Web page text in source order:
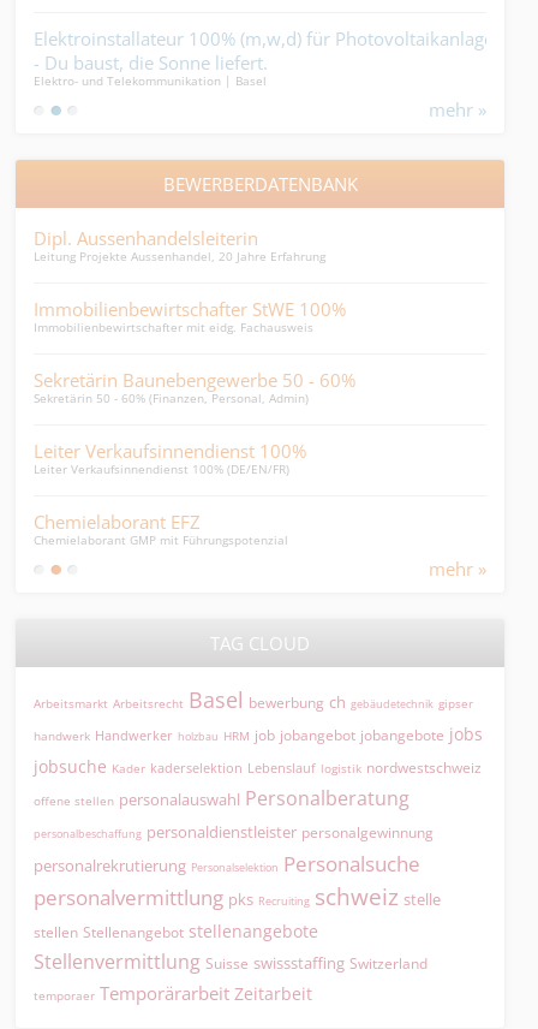
Elektroinstallateur 100% (m,w,d) für Photovoltaikanlagen
- Du baust, die Sonne liefert.
Elektro- und Telekommunikation | Basel
mehr »
BEWERBERDATENBANK
Dipl. Aussenhandelsleiterin
Leitung Projekte Aussenhandel, 20 Jahre Erfahrung
Immobilienbewirtschafter StWE 100%
Immobilienbewirtschafter mit eidg. Fachausweis
Sekretärin Baunebengewerbe 50 - 60%
Sekretärin 50 - 60% (Finanzen, Personal, Admin)
Leiter Verkaufsinnendienst 100%
Leiter Verkaufsinnendienst 100% (DE/EN/FR)
Chemielaborant EFZ
Chemielaborant GMP mit Führungspotenzial
mehr »
TAG CLOUD
Arbeitsmarkt Arbeitsrecht Basel bewerbung ch gebäudetechnik gipser
handwerk Handwerker holzbau HRM job jobangebot jobangebote jobs
jobsuche Kader kaderselektion Lebenslauf logistik nordwestschweiz
offene stellen personalauswahl Personalberatung
personalbeschaffung personaldienstleister personalgewinnung
personalrekrutierung Personalselektion Personalsuche
personalvermittlung pks Recruiting schweiz stelle
stellen Stellenangebot stellenangebote
Stellenvermittlung Suisse swissstaffing Switzerland
temporaer Temporärarbeit Zeitarbeit